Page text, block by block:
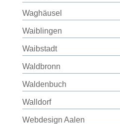
Waghäusel
Waiblingen
Waibstadt
Waldbronn
Waldenbuch
Walldorf
Webdesign Aalen